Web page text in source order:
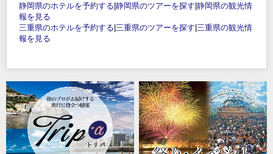
静岡県のホテルを予約する 静岡県のツアーを探す 静岡県の観光情
報を見る
三重県のホテルを予約する 三重県のツアーを探す 三重県の観光情
報を見る